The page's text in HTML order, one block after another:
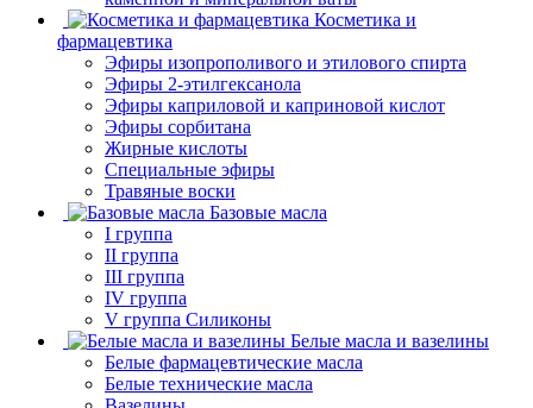
Косметика и
фармацевтика
Эфиры изопрополивого и этилового спирта
Эфиры 2-этилгексанола
Эфиры каприловой и каприновой кислот
Эфиры сорбитана
Жирные кислоты
Специальные эфиры
Травяные воски
Базовые масла
I группа
II группа
III группа
IV группа
V группа Силиконы
Белые масла и вазелины
Белые фармацевтические масла
Белые технические масла